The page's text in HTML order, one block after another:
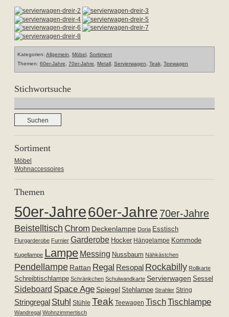
Kategorien: Allgemein Möbel, Sortiment
Themen: 60er-Jahre 70er-Jahre Metall, Servierwagen Teak, Teewagen
Stichwortsuche
nach:
Sortiment
Möbel
Wohnaccessoires
Themen
50er-Jahre60er-Jahre 70er-Jahre
Beistelltisch Chrom Deckenlampe Doria Esstisch
Flurgarderobe Furnier Garderobe Hocker Hängelampe Kommode
Kugellampe Lampe Messing Nussbaum Nähkästchen
Pendellampe Rattan Regal Resopal Rockabilly Rollkarte
Schreibtischlampe Schränkchen Schulwandkarte Servierwagen Sessel
Sideboard Space Age Spiegel Stehlampe Strahler String
Stringregal Stuhl Stühle Teak Teewagen TischTischlampe
Wandregal Wohnzimmertisch